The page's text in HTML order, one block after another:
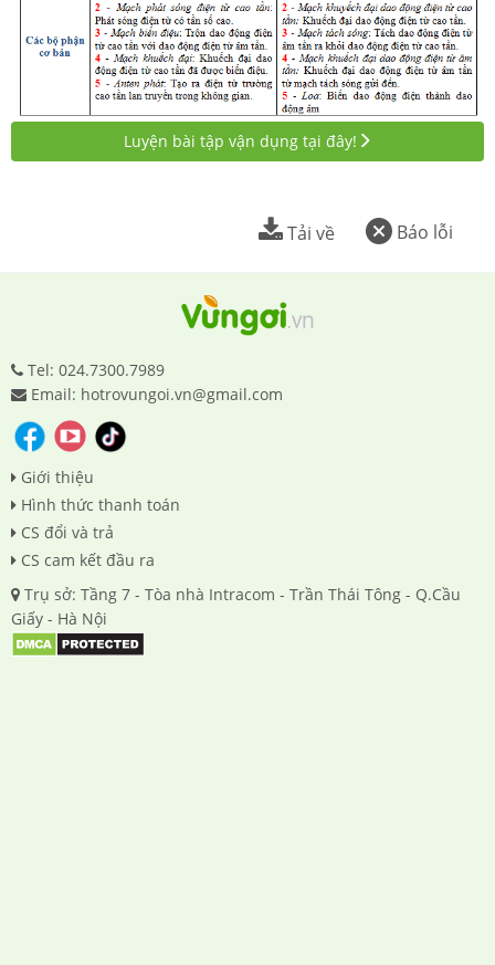
Luyện bài tập vận dụng tại đây!
Báo lỗi
Tải về
Tel: 024.7300.7989
Email: hotrovungoi.vn@gmail.com
Giới thiệu
Hình thức thanh toán
CS đổi và trả
CS cam kết đầu ra
Trụ sở: Tầng 7 - Tòa nhà Intracom - Trần Thái Tông - Q.Cầu
Giấy - Hà Nội